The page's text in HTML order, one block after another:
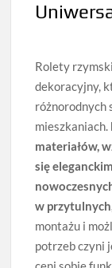
Rolety
dekoracyjny,
różnorodnych
mieszkaniach.
materiałów,
się
w
montażu i
potrzeb czyni